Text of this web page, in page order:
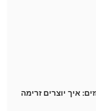
איך יוצרים זרימה